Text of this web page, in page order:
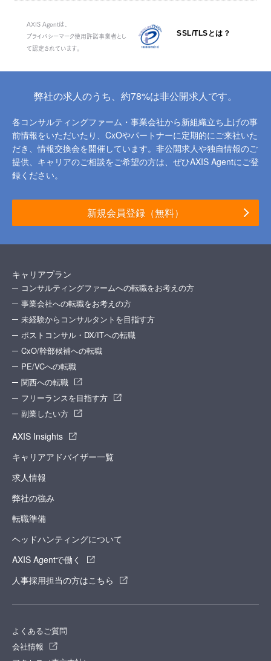
AXIS Agentは、
プライバシーマーク使用許諾事業者とし
て認定されています。
SSL/TLSとは？
弊社の求人のうち、約78%は非公開求人です。
各コンサルティングファーム・事業会社から新組織立ち上げの事
前情報をいただいたり、 CxOやパートナーに定期的にご来社いた
だき、情報交換会を開催しています。 非公開求人や独自情報のご
提供、キャリアのご相談をご希望の方は、ぜひAXIS Agentにご登
録ください。
新規会員登録（無料）
キャリアプラン
コンサルティングファームへの転職をお考えの方
事業会社への転職をお考えの方
未経験からコンサルタントを目指す方
ポストコンサル・DX/ITへの転職
CxO/幹部候補への転職
PE/VCへの転職
関西への転職
フリーランスを目指す方
副業したい方
AXIS Insights
キャリアアドバイザー一覧
求人情報
弊社の強み
転職準備
ヘッドハンティングについて
AXIS Agentで働く
人事採用担当の方はこちら
よくあるご質問
会社情報